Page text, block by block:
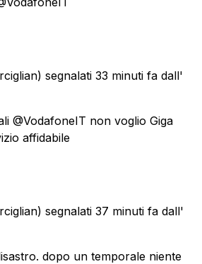
segnalati 33 minuti fa dall'
@VodafoneIT non voglio Giga
affidabile
segnalati 37 minuti fa dall'
dopo un temporale niente